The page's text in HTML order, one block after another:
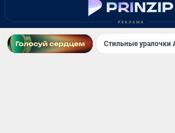
Стильные уралочки